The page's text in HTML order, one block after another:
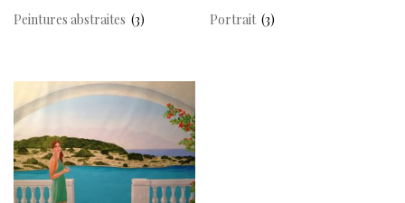
Peintures abstraites (3) Portrait (3)